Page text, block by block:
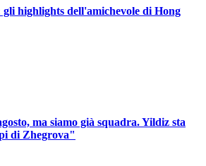
gli highlights dell'amichevole di Hong
ma siamo già squadra. Yildiz sta
di Zhegrova"